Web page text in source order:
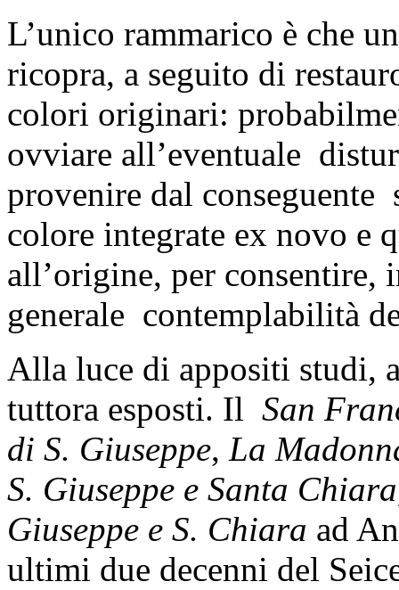
L’unico rammarico è che
ricopra, a seguito di
colori originari:
ovviare all’eventuale
provenire dal conseguente
colore integrate ex novo e
all’origine, per consentire,
generale contemplabilità
Alla luce di appositi studi,
tuttora esposti. Il San
di S. Giuseppe, La
S. Giuseppe e Santa
Giuseppe e S. Chiara ad
ultimi due decenni del